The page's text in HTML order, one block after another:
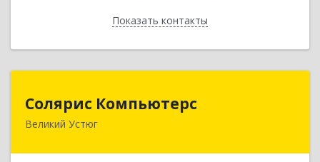
Показать контакты
Назад
Солярис Компьютерс
Великий Устюг
162390, Вологодская обл, Великий Устюг г,